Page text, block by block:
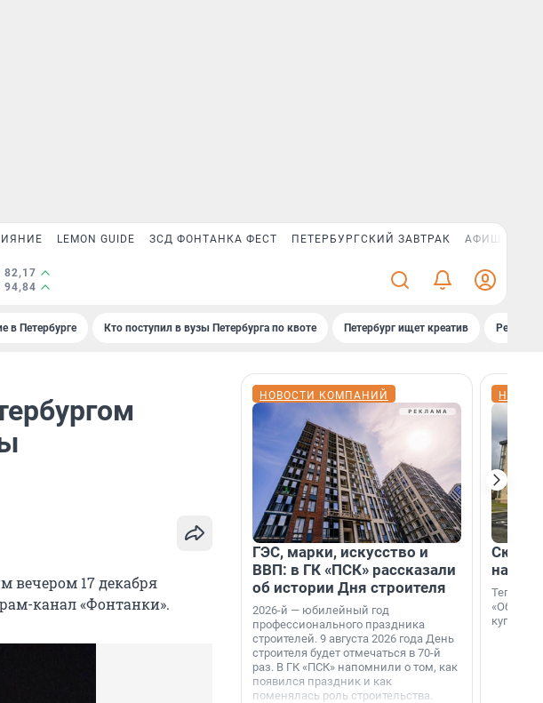
LEMON GUIDE ЗСД ФОНТАНКА ФЕСТ ПЕТЕРБУРГСКИЙ ЗАВТРАК АФИША PLUS
82,17
94,84
в Петербурге Кто поступил в вузы Петербурга по квоте Петербург ищет креатив
вечером 17 декабря
канал «Фонтанки».
НОВОСТИ КОМПАНИЙ
ГЭС, марки, искусство и
ВВП: в ГК «ПСК» рассказали
об истории Дня строителя
2026-й — юбилейный год
профессионального праздника
строителей. 9 августа 2026 года День
строителя будет отмечаться в 70-й
раз. В ГК «ПСК» напомнили о том, как
появился праздник и как
поменялась роль строительства.
на
Теперь
купить